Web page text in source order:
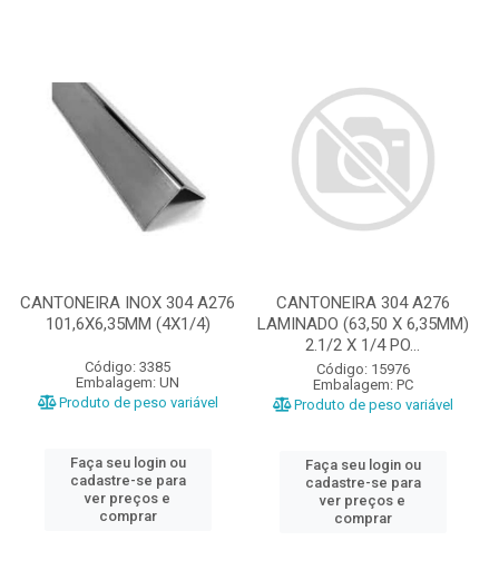
CANTONEIRA INOX 304 A276
101,6X6,35MM (4X1/4)
Código: 3385
Embalagem: UN
Produto de peso variável
Faça seu login ou
cadastre-se para
ver preços e
comprar
CANTONEIRA 304 A276
LAMINADO (63,50 X 6,35MM)
2.1/2 X 1/4 PO...
Código: 15976
Embalagem: PC
Produto de peso variável
Faça seu login ou
cadastre-se para
ver preços e
comprar